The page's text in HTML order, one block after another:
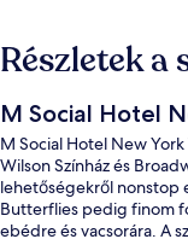
Részletek a
M Social Hotel
M Social Hotel New
Wilson Színház és
lehetőségekről nonstop
Butterflies pedig finom
ebédre és vacsorára. A